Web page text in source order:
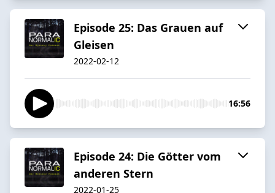
Episode 25: Das Grauen auf
Gleisen
2022-02-12
16:56
Episode 24: Die Götter vom
anderen Stern
2022-01-25